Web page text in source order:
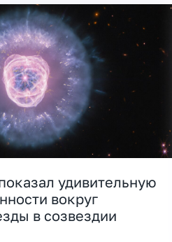
удивительную
вокруг
в созвездии